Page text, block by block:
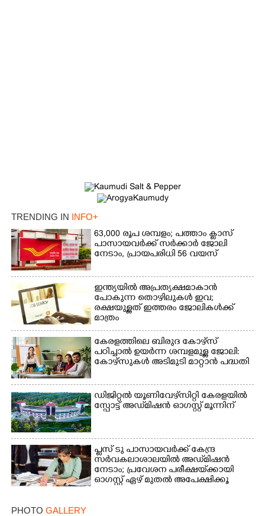
TRENDING IN INFO+
63,000 രൂപ ശമ്പളം; പത്താം ക്ലാസ്
പാസായവർക്ക് സർക്കാർ ജോലി
നേടാം, പ്രായപരിധി 56 വയസ്
ഇന്ത്യയിൽ അപ്രത്യക്ഷമാകാൻ
പോകുന്ന തൊഴിലുകൾ ഇവ;
രക്ഷയുള്ളത് ഇത്തരം ജോലികൾക്ക്
മാത്രം
കേരളത്തിലെ ബിരുദ കോഴ്സ്
പഠിച്ചാൽ ഉയർന്ന ശമ്പളമുള്ള ജോലി:​
കോഴ്സുകൾ അടിമുടി മാറ്റാൻ പദ്ധതി
ഡിജിറ്റൽ യൂണിവേഴ്‌സിറ്റി കേരളയിൽ
സ്പോ‌ട്ട് അഡ്‌മിഷൻ ഓഗസ്റ്റ് മൂന്നിന്
പ്ലസ് ടു പാസായവർക്ക് കേന്ദ്ര
സർവകലാശാലയിൽ അഡ്‌മിഷൻ
നേടാം; പ്രവേശന പരീക്ഷയ്‌ക്കായി
ഓഗസ്റ്റ് ഏഴ് മുതൽ അപേക്ഷിക്കൂ
PHOTO GALLERY